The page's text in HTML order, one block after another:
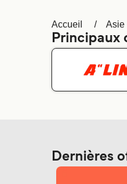
Accueil Asie
Principaux
Dernières